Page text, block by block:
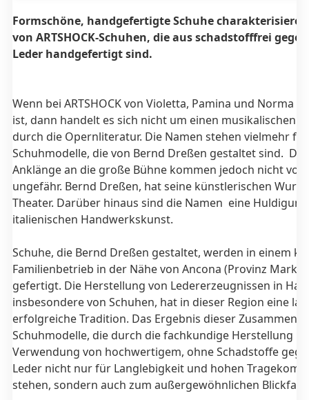
Formschöne, handgefertigte Schuhe
von ARTSHOCK-Schuhen, die aus schadstofffrei
Leder handgefertigt sind.
Wenn bei ARTSHOCK von Violetta, Pamina und Norma
ist, dann handelt es sich nicht um einen musikalischen
durch die Opernliteratur. Die Namen stehen vielmehr für
Schuhmodelle, die von Bernd Dreßen gestaltet sind. Die
Anklänge an die große Bühne kommen jedoch nicht von
ungefähr. Bernd Dreßen, hat seine künstlerischen
Theater. Darüber hinaus sind die Namen eine
italienischen Handwerkskunst.
Schuhe, die Bernd Dreßen gestaltet, werden in einem
Familienbetrieb in der Nähe von Ancona (Provinz
gefertigt. Die Herstellung von Ledererzeugnissen in
insbesondere von Schuhen, hat in dieser Region eine
erfolgreiche Tradition. Das Ergebnis dieser
Schuhmodelle, die durch die fachkundige Herstellung
Verwendung von hochwertigem, ohne Schadstoffe
Leder nicht nur für Langlebigkeit und hohen
stehen, sondern auch zum außergewöhnlichen